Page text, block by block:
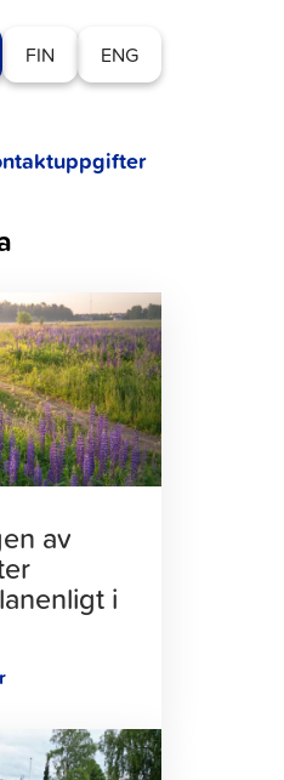
FIN ENG
av
i